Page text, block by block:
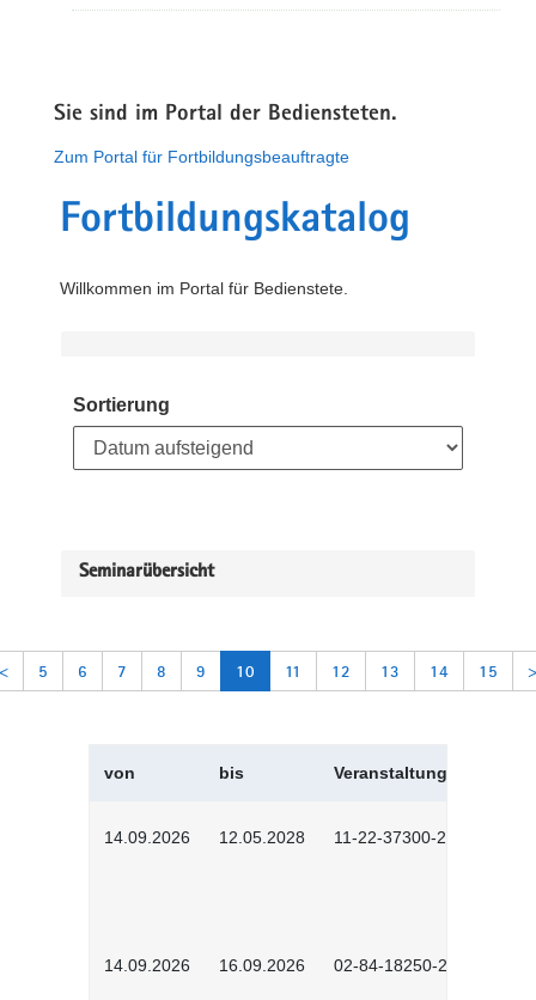
Sie sind im Portal der Bediensteten.
Zum Portal für Fortbildungsbeauftragte
Fortbildungskatalog
Willkommen im Portal für Bedienstete.
Sortierung
Seminarübersicht
< 5 6 7 8 9 10 11 12 13 14 15 >
von bis Veranstaltungskürzel
14.09.2026 12.05.2028 11-22-37300-2604
14.09.2026 16.09.2026 02-84-18250-2504